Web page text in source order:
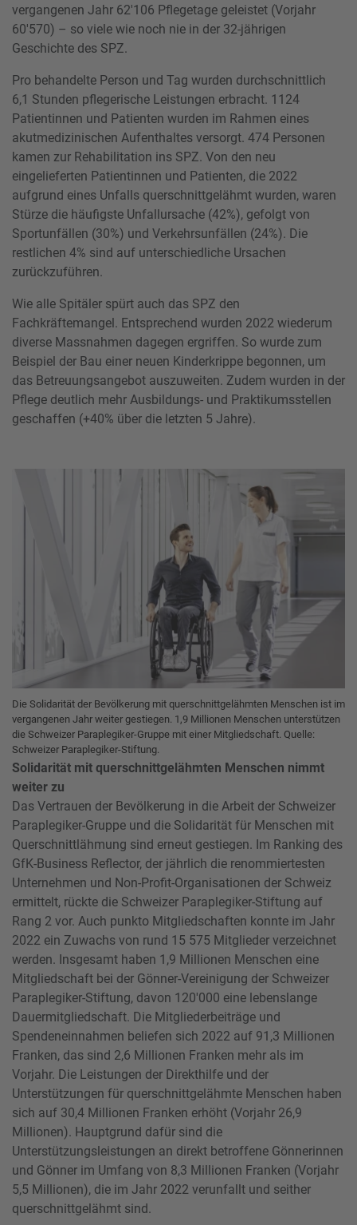
vergangenen Jahr 62'106 Pflegetage geleistet (Vorjahr
60'570) – so viele wie noch nie in der 32-jährigen
Geschichte des SPZ.
Pro behandelte Person und Tag wurden durchschnittlich
6,1 Stunden pflegerische Leistungen erbracht. 1124
Patientinnen und Patienten wurden im Rahmen eines
akutmedizinischen Aufenthaltes versorgt. 474 Personen
kamen zur Rehabilitation ins SPZ. Von den neu
eingelieferten Patientinnen und Patienten, die 2022
aufgrund eines Unfalls querschnittgelähmt wurden, waren
Stürze die häufigste Unfallursache (42%), gefolgt von
Sportunfällen (30%) und Verkehrsunfällen (24%). Die
restlichen 4% sind auf unterschiedliche Ursachen
zurückzuführen.
Wie alle Spitäler spürt auch das SPZ den
Fachkräftemangel. Entsprechend wurden 2022 wiederum
diverse Massnahmen dagegen ergriffen. So wurde zum
Beispiel der Bau einer neuen Kinderkrippe begonnen, um
das Betreuungsangebot auszuweiten. Zudem wurden in der
Pflege deutlich mehr Ausbildungs- und Praktikumsstellen
geschaffen (+40% über die letzten 5 Jahre).
Die Solidarität der Bevölkerung mit querschnittgelähmten Menschen ist im
vergangenen Jahr weiter gestiegen. 1,9 Millionen Menschen unterstützen
die Schweizer Paraplegiker-Gruppe mit einer Mitgliedschaft. Quelle:
Schweizer Paraplegiker-Stiftung.
Solidarität mit querschnittgelähmten Menschen nimmt
weiter zu
Das Vertrauen der Bevölkerung in die Arbeit der Schweizer
Paraplegiker-Gruppe und die Solidarität für Menschen mit
Querschnittlähmung sind erneut gestiegen. Im Ranking des
GfK-Business Reflector, der jährlich die renommiertesten
Unternehmen und Non-Profit-Organisationen der Schweiz
ermittelt, rückte die Schweizer Paraplegiker-Stiftung auf
Rang 2 vor. Auch punkto Mitgliedschaften konnte im Jahr
2022 ein Zuwachs von rund 15 575 Mitglieder verzeichnet
werden. Insgesamt haben 1,9 Millionen Menschen eine
Mitgliedschaft bei der Gönner-Vereinigung der Schweizer
Paraplegiker-Stiftung, davon 120'000 eine lebenslange
Dauermitgliedschaft. Die Mitgliederbeiträge und
Spendeneinnahmen beliefen sich 2022 auf 91,3 Millionen
Franken, das sind 2,6 Millionen Franken mehr als im
Vorjahr. Die Leistungen der Direkthilfe und der
Unterstützungen für querschnittgelähmte Menschen haben
sich auf 30,4 Millionen Franken erhöht (Vorjahr 26,9
Millionen). Hauptgrund dafür sind die
Unterstützungsleistungen an direkt betroffene Gönnerinnen
und Gönner im Umfang von 8,3 Millionen Franken (Vorjahr
5,5 Millionen), die im Jahr 2022 verunfallt und seither
querschnittgelähmt sind.